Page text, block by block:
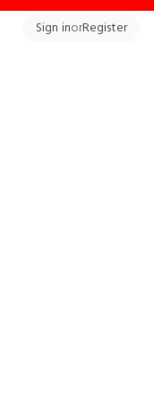
Sign inorRegister